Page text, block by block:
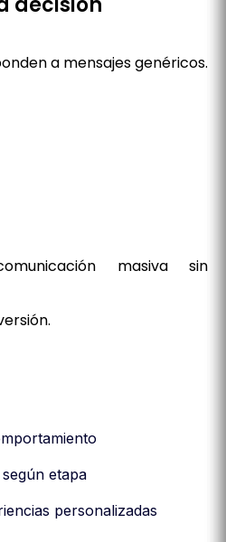
a mensajes genéricos.
masiva sin
etapa
personalizadas